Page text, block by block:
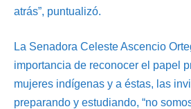
atrás”, puntualizó.
La Senadora Celeste Ascencio
importancia de reconocer el papel
mujeres indígenas y a éstas, las
preparando y estudiando, “no